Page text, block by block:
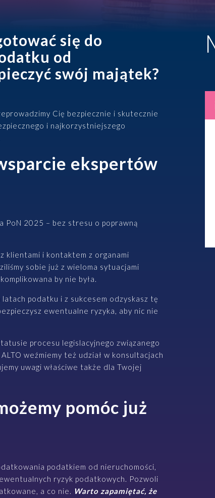
Paweł Fałkowski
Managing Partner, Accounting
Programy pracownicze
się do
od
swój majątek?
Cię bezpiecznie i skutecznie
i najkorzystniejszego
ekspertów
PoN 2025 – bez stresu o poprawną
klientami i kontaktem z organami
sobie już z wieloma sytuacjami
by nie była.
podatku i z sukcesem odzyskasz tę
ewentualne ryzyka, aby nic nie
procesu legislacyjnego związanego
weźmiemy też udział w konsultacjach
uwagi właściwe także dla Twojej
pomóc już
podatkiem od nieruchomości,
ryzyk podatkowych. Pozwoli
a co nie. Warto zapamiętać, że